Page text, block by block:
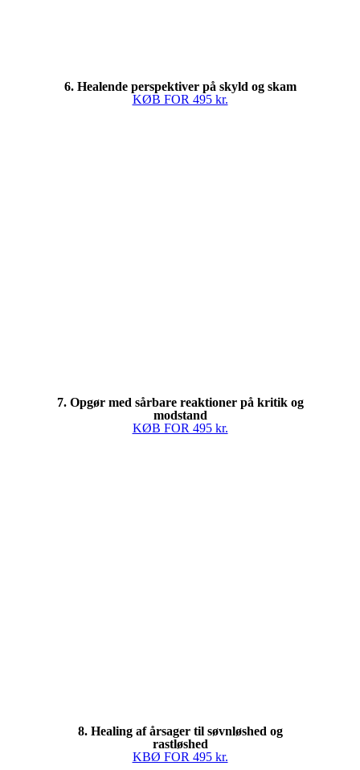
6. Healende perspektiver på skyld og skam
KØB FOR 495 kr.
7. Opgør med sårbare reaktioner på kritik og
modstand
KØB FOR 495 kr.
8. Healing af årsager til søvnløshed og
rastløshed
KBØ FOR 495 kr.